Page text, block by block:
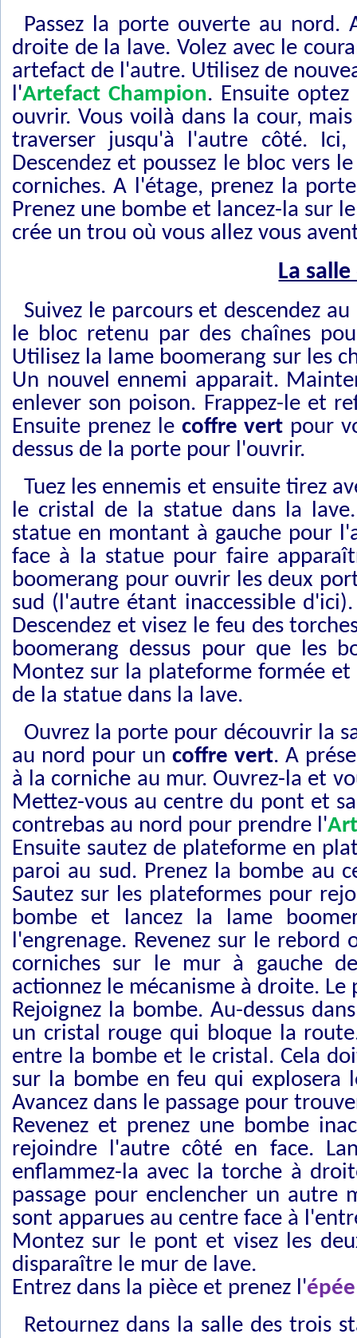
Passez la porte ouverte au
droite de la lave. Volez avec le
artefact de l'autre. Utilisez de
l'Artefact Champion. Ensuite
ouvrir. Vous voilà dans la cour,
traverser jusqu'à l'autre côté.
Descendez et poussez le bloc vers
corniches. A l'étage, prenez la
Prenez une bombe et lancez-la sur
crée un trou où vous allez vous
La
Suivez le parcours et descendez
le bloc retenu par des chaînes
Utilisez la lame boomerang sur les
Un nouvel ennemi apparait.
enlever son poison. Frappez-le et
Ensuite prenez le coffre vert pour
dessus de la porte pour l'ouvrir.
Tuez les ennemis et ensuite tirez
le cristal de la statue dans la
statue en montant à gauche pour
face à la statue pour faire
boomerang pour ouvrir les deux
sud (l'autre étant inaccessible
Descendez et visez le feu des
boomerang dessus pour que les
Montez sur la plateforme formée
de la statue dans la lave.
Ouvrez la porte pour découvrir la
au nord pour un coffre vert. A
à la corniche au mur. Ouvrez-la et
Mettez-vous au centre du pont et
contrebas au nord pour prendre l'
Ensuite sautez de plateforme en
paroi au sud. Prenez la bombe au
Sautez sur les plateformes pour
bombe et lancez la lame
l'engrenage. Revenez sur le
corniches sur le mur à gauche
actionnez le mécanisme à droite.
Rejoignez la bombe. Au-dessus
un cristal rouge qui bloque la
entre la bombe et le cristal. Cela
sur la bombe en feu qui explosera
Avancez dans le passage pour
Revenez et prenez une bombe
rejoindre l'autre côté en face.
enflammez-la avec la torche à
passage pour enclencher un autre
sont apparues au centre face à
Montez sur le pont et visez les
disparaître le mur de lave.
Entrez dans la pièce et prenez l'
Retournez dans la salle des trois